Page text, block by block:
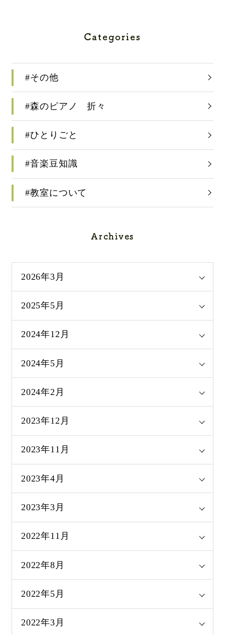
Categories
#その他
#森のピアノ 折々
#ひとりごと
#音楽豆知識
#教室について
Archives
2026年3月
2025年5月
2024年12月
2024年5月
2024年2月
2023年12月
2023年11月
2023年4月
2023年3月
2022年11月
2022年8月
2022年5月
2022年3月